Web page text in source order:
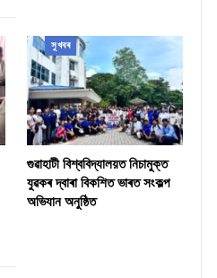
সুখবৰ
গুৱাহাটী বিশ্ববিদ্যালয়ত নিচামুক্ত
যুৱকৰ দ্বাৰা বিকশিত ভাৰত সংকল্প
অভিযান অনুষ্ঠিত